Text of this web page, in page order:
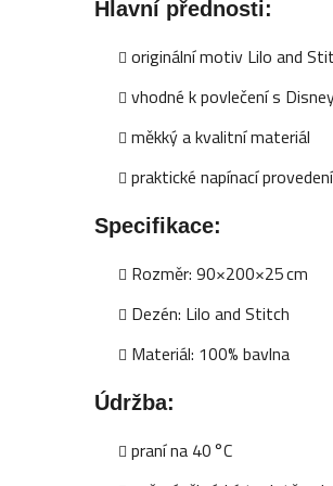
Hlavní přednosti:
originální motiv Lilo and
vhodné k povlečení s
měkký a kvalitní materiál
praktické napínací provedení
Specifikace:
Rozměr: 90×200×25 cm
Dezén: Lilo and Stitch
Materiál: 100% bavlna
Údržba:
praní na 40 °C